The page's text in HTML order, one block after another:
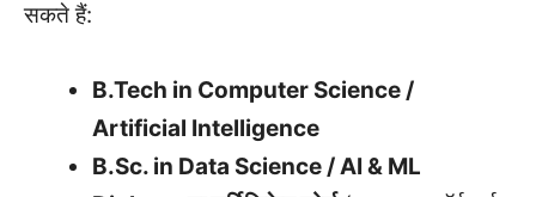
सकते हैं:
B.Tech in Computer Science /
Artificial Intelligence
B.Sc. in Data Science / AI & ML